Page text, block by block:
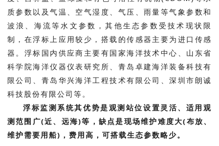
质参数以及气温、空气湿度、气压、雨量等气象参数和
波浪、海流等水文参数，其他生态参数受技术现状限
制，在浮标上应用较少，搭载的传感器主要为进口传感
器。浮标国内供应商主要有国家海洋技术中心、山东省
科学院海洋仪器仪表研究所、青岛卓建海洋装备科技有
限公司、青岛华兴海洋工程技术有限公司、深圳市朗诚
科技股份有限公司等。
浮标监测系统其优势是观测站位设置灵活、适用观
测范围广(近、远海)等，缺点是现场维护难度大(布放、
维护需要用船)，费用高，可搭载生态参数略少。